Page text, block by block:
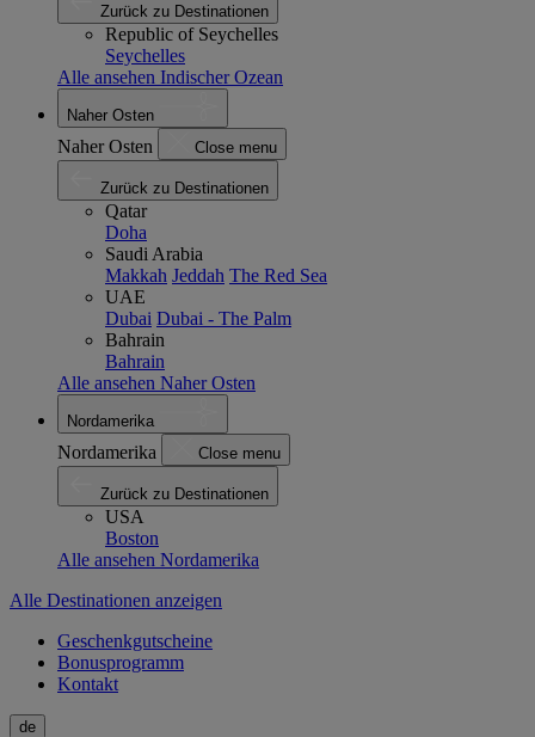
Zurück zu Destinationen
Republic of Seychelles
Seychelles
Alle ansehen Indischer Ozean
Naher Osten
Naher Osten Close menu
Zurück zu Destinationen
Qatar
Doha
Saudi Arabia
Makkah Jeddah The Red Sea
UAE
Dubai Dubai - The Palm
Bahrain
Bahrain
Alle ansehen Naher Osten
Nordamerika
Nordamerika Close menu
Zurück zu Destinationen
USA
Boston
Alle ansehen Nordamerika
Alle Destinationen anzeigen
Geschenkgutscheine
Bonusprogramm
Kontakt
de